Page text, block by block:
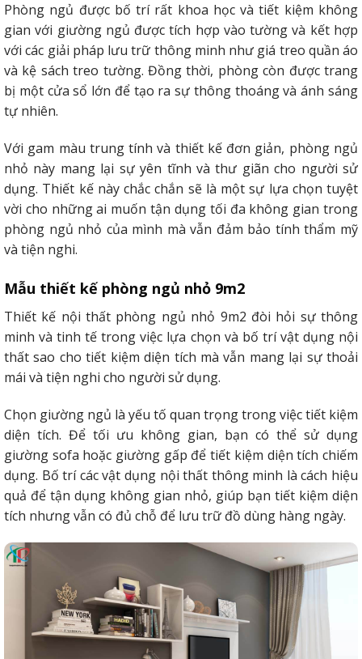
Phòng ngủ được bố trí rất khoa học và tiết kiệm không
gian với giường ngủ được tích hợp vào tường và kết hợp
với các giải pháp lưu trữ thông minh như giá treo quần áo
và kệ sách treo tường. Đồng thời, phòng còn được trang
bị một cửa sổ lớn để tạo ra sự thông thoáng và ánh sáng
tự nhiên.
Với gam màu trung tính và thiết kế đơn giản, phòng ngủ
nhỏ này mang lại sự yên tĩnh và thư giãn cho người sử
dụng. Thiết kế này chắc chắn sẽ là một sự lựa chọn tuyệt
vời cho những ai muốn tận dụng tối đa không gian trong
phòng ngủ nhỏ của mình mà vẫn đảm bảo tính thẩm mỹ
và tiện nghi.
Mẫu thiết kế phòng ngủ nhỏ 9m2
Thiết kế nội thất phòng ngủ nhỏ 9m2 đòi hỏi sự thông
minh và tinh tế trong việc lựa chọn và bố trí vật dụng nội
thất sao cho tiết kiệm diện tích mà vẫn mang lại sự thoải
mái và tiện nghi cho người sử dụng.
Chọn giường ngủ là yếu tố quan trọng trong việc tiết kiệm
diện tích. Để tối ưu không gian, bạn có thể sử dụng
giường sofa hoặc giường gấp để tiết kiệm diện tích chiếm
dụng. Bố trí các vật dụng nội thất thông minh là cách hiệu
quả để tận dụng không gian nhỏ, giúp bạn tiết kiệm diện
tích nhưng vẫn có đủ chỗ để lưu trữ đồ dùng hàng ngày.